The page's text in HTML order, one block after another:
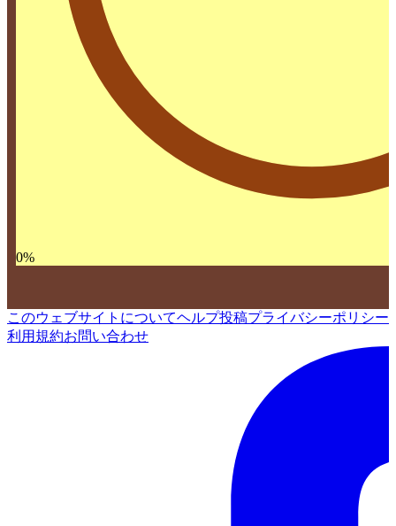
0%
このウェブサイトについてヘルプ投稿プライバシーポリシー
利用規約お問い合わせ